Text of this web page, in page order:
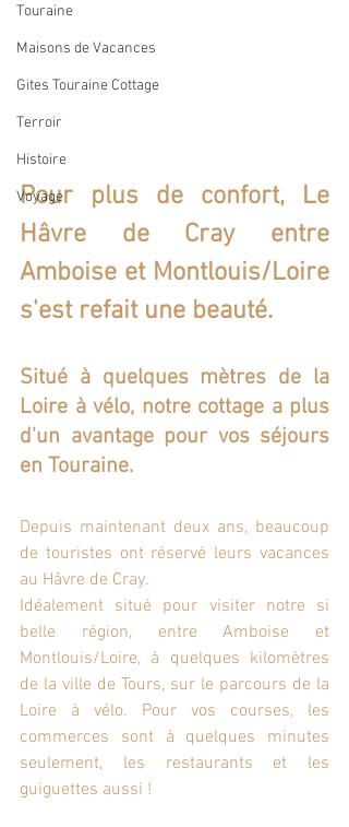
Touraine
Maisons de Vacances
Gites Touraine Cottage
Terroir
Histoire
Voyage
Pour plus de confort, Le
Hâvre de Cray entre
Amboise et Montlouis/Loire
s'est refait une beauté.
Situé à quelques mètres de la
Loire à vélo, notre cottage a plus
d'un avantage pour vos séjours
en Touraine.
Depuis maintenant deux ans, beaucoup
de touristes ont réservé leurs vacances
au Hâvre de Cray.
Idéalement situé pour visiter notre si
belle région, entre Amboise et
Montlouis/Loire, à quelques kilomètres
de la ville de Tours, sur le parcours de la
Loire à vélo. Pour vos courses, les
commerces sont à quelques minutes
seulement, les restaurants et les
guiguettes aussi !